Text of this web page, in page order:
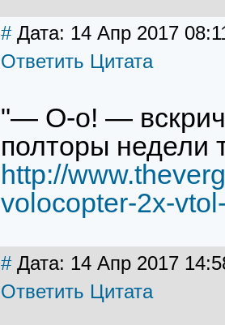
#Дата: 14 Апр 2017
Ответить Цитата
"— О-о! —
полторы недели
http://
volocopter-2x-
#Дата: 14 Апр 2017
Ответить Цитата